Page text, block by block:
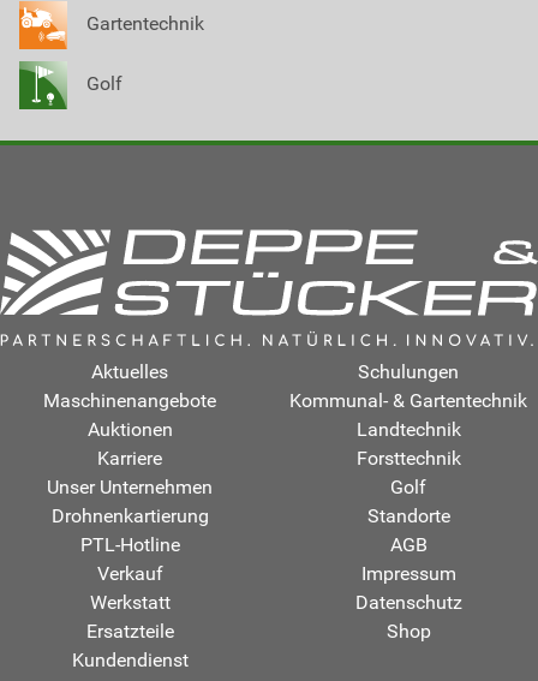
Gartentechnik
Golf
Aktuelles
Maschinenangebote
Auktionen
Karriere
Unser Unternehmen
Drohnenkartierung
PTL-Hotline
Verkauf
Werkstatt
Ersatzteile
Kundendienst
Schulungen
Kommunal- & Gartentechnik
Landtechnik
Forsttechnik
Golf
Standorte
AGB
Impressum
Datenschutz
Shop